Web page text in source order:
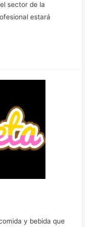
sector de la
estará
y bebida que